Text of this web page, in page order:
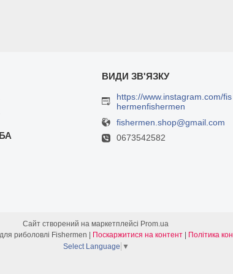
https://www.instagram.com/fis
hermenfishermen
fishermen.shop@gmail.com
0673542582
Сайт створений на маркетплейсі Prom.ua
Поскаржитися на контент
Політика
Select Language ▼